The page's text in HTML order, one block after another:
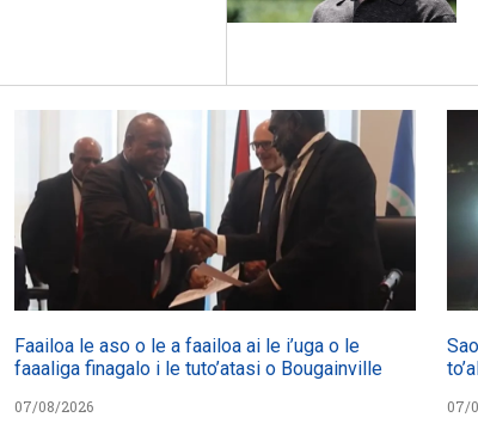
Faailoa le aso o le a faailoa ai le i’uga o le
faaaliga finagalo i le tuto’atasi o Bougainville
07/08/2026 07/